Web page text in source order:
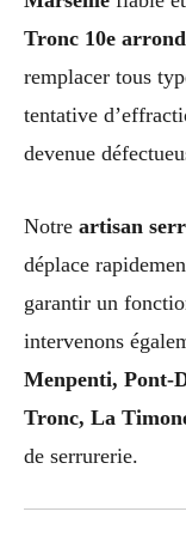
Tronc 10e
remplacer tous
tentative
devenue
Notre artisan
déplace
garantir un
intervenons
Menpenti, Pont-
Tronc, La
de serrurerie.